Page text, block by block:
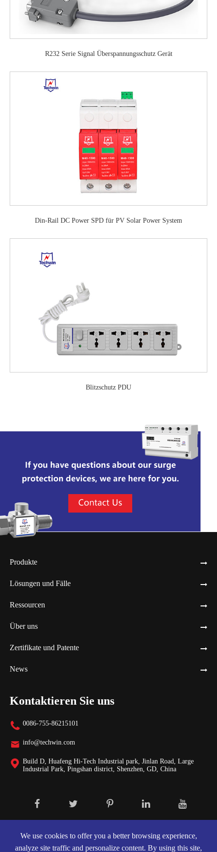
R232 Serie Signal Überspannungsschutz Gerät
Din-Rail DC Power SPD für PV Solar Power System
Blitzschutz PDU
Produkte
Lösungen und Fälle
Ressourcen
Über uns
Zertifikate und Patente
News
Kontaktieren Sie uns
 0086-755-86215101
 info@techwin.com
 Build D, Huafeng Hi-Tech Industrial park, Jinlan Road, Large
Industrial Park, Pingshan district, Shenzhen, GD, China
Alle Rechte vorbehalten.
Sitemap|Datenschutzerklärung
We use cookies to offer you a better browsing experience,
analyze site traffic and personalize content. By using this site,